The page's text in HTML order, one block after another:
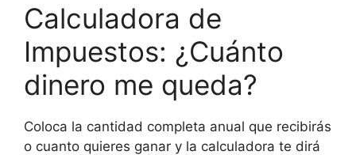
Calculadora de
Impuestos: ¿Cuánto
dinero me queda?
Coloca la cantidad completa anual que recibirás
o cuanto quieres ganar y la calculadora te dirá